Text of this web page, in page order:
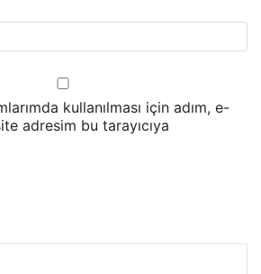
kullanılması için adım, e-
adresim bu tarayıcıya